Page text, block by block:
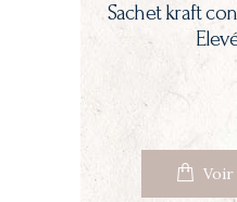
Sachet kraft